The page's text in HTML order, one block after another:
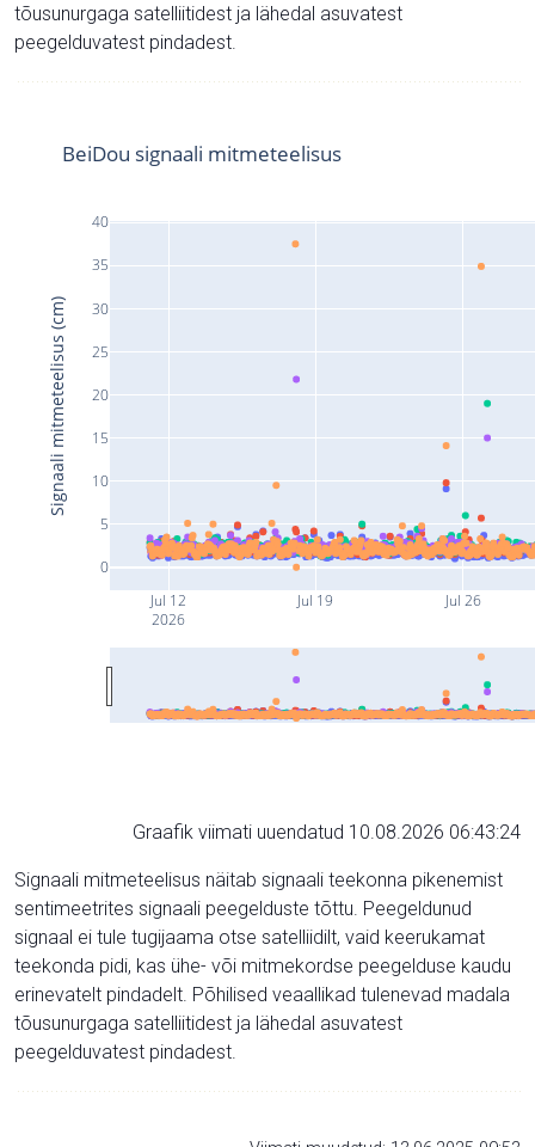
tõusunurgaga satelliitidest ja lähedal asuvatest
peegelduvatest pindadest.
Jul 12
2026
Jul 19 Jul 26
0
5
10
15
20
25
30
35
40
BeiDou signaali mitmeteelisus
Signaali mitmeteelisus (cm)
Graafik viimati uuendatud 10.08.2026 06:43:24
Signaali mitmeteelisus näitab signaali teekonna pikenemist
sentimeetrites signaali peegelduste tõttu. Peegeldunud
signaal ei tule tugijaama otse satelliidilt, vaid keerukamat
teekonda pidi, kas ühe- või mitmekordse peegelduse kaudu
erinevatelt pindadelt. Põhilised veaallikad tulenevad madala
tõusunurgaga satelliitidest ja lähedal asuvatest
peegelduvatest pindadest.